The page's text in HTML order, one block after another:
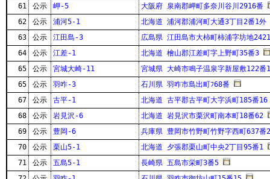
61
公示 岬-5
大阪府 泉南郡岬町多奈川谷川2916番
62
公示 浦河5-1
北海道 浦河郡浦河町大通3丁目2番1外
63
公示 江田島-3
広島県 江田島市大柿町柿浦字坊地
64
公示 江差-1
北海道 檜山郡江差町字上野町35番3
65
公示 宮城大崎-11
宮城県 大崎市鳴子温泉字新屋敷122番
65
公示 羽咋-3
石川県 羽咋市島出町ﾌ68番
67
公示 古平-1
北海道 古平郡古平町大字浜町185番16
68
公示 岩見沢-6
北海道 岩見沢市栗沢町南本町18番62
69
公示 豊岡-6
兵庫県 豊岡市竹野町竹野字西町637番2
70
公示 栗山5-1
北海道 夕張郡栗山町中央2丁目95番1
71
公示 五島5-1
長崎県 五島市栄町3番5